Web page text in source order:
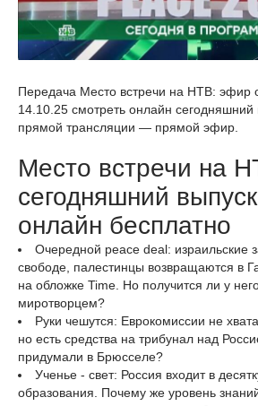
Передача Место встречи на НТВ: эфир
14.10.25 смотреть онлайн сегодняшний
прямой трансляции — прямой эфир.
Место встречи на
сегодняшний
онлайн бесплатно
Очередной peace deal: израильские
свободе, палестинцы возвращаются в
на обложке Time. Но получится ли у
миротворцем?
Руки чешутся: Еврокомиссии не
но есть средства на трибунал над
придумали в Брюсселе?
Ученье - свет: Россия входит в
образования. Почему же уровень